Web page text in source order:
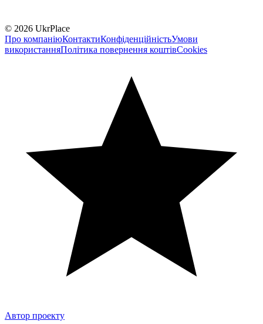
© 2026 UkrPlace
Про компаніюКонтактиКонфіденційністьУмови
використанняПолітика повернення коштівCookies
Автор проекту